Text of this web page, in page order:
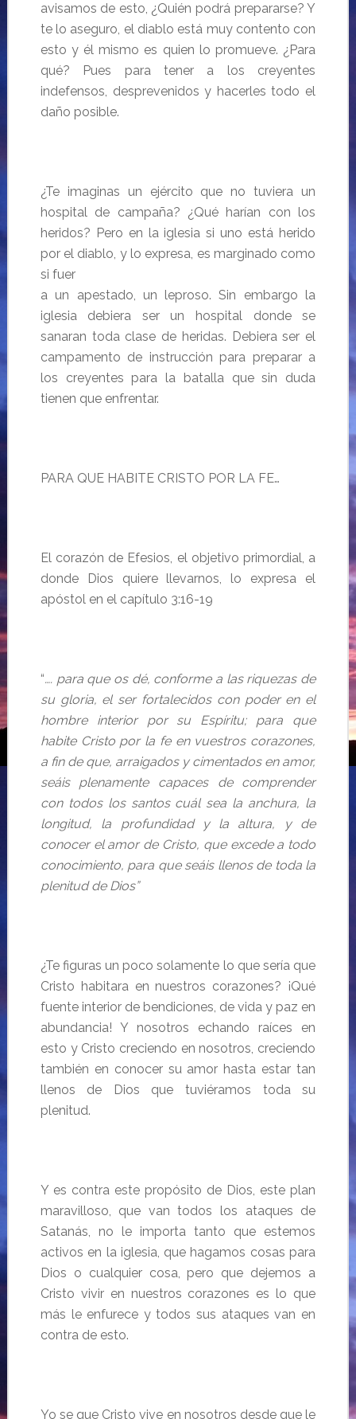
avisamos de esto, ¿Quién podrá prepararse? Y
te lo aseguro, el diablo está muy contento con
esto y él mismo es quien lo promueve. ¿Para
qué? Pues para tener a los creyentes
indefensos, desprevenidos y hacerles todo el
daño posible.
¿Te imaginas un ejército que no tuviera un
hospital de campaña? ¿Qué harían con los
heridos? Pero en la iglesia si uno está herido
por el diablo, y lo expresa, es marginado como
si fuer
a un apestado, un leproso. Sin embargo la
iglesia debiera ser un hospital donde se
sanaran toda clase de heridas. Debiera ser el
campamento de instrucción para preparar a
los creyentes para la batalla que sin duda
tienen que enfrentar.
PARA QUE HABITE CRISTO POR LA FE…
El corazón de Efesios, el objetivo primordial, a
donde Dios quiere llevarnos, lo expresa el
apóstol en el capítulo 3:16-19
“…. para que os dé, conforme a las riquezas de
su gloria, el ser fortalecidos con poder en el
hombre interior por su Espíritu; para que
habite Cristo por la fe en vuestros corazones,
a fin de que, arraigados y cimentados en amor,
seáis plenamente capaces de comprender
con todos los santos cuál sea la anchura, la
longitud, la profundidad y la altura, y de
conocer el amor de Cristo, que excede a todo
conocimiento, para que seáis llenos de toda la
plenitud de Dios”
¿Te figuras un poco solamente lo que sería que
Cristo habitara en nuestros corazones? ¡Qué
fuente interior de bendiciones, de vida y paz en
abundancia! Y nosotros echando raíces en
esto y Cristo creciendo en nosotros, creciendo
también en conocer su amor hasta estar tan
llenos de Dios que tuviéramos toda su
plenitud.
Y es contra este propósito de Dios, este plan
maravilloso, que van todos los ataques de
Satanás, no le importa tanto que estemos
activos en la iglesia, que hagamos cosas para
Dios o cualquier cosa, pero que dejemos a
Cristo vivir en nuestros corazones es lo que
más le enfurece y todos sus ataques van en
contra de esto.
Yo se que Cristo vive en nosotros desde que le